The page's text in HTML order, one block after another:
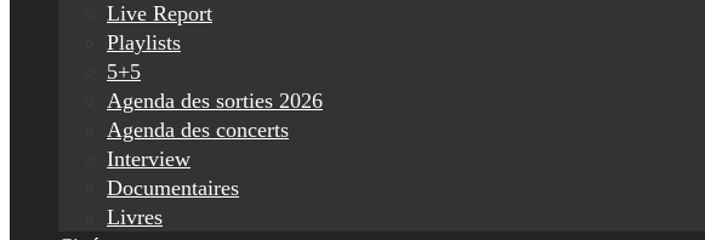
Live Report
Playlists
5+5
Agenda des sorties 2026
Agenda des concerts
Interview
Documentaires
Livres